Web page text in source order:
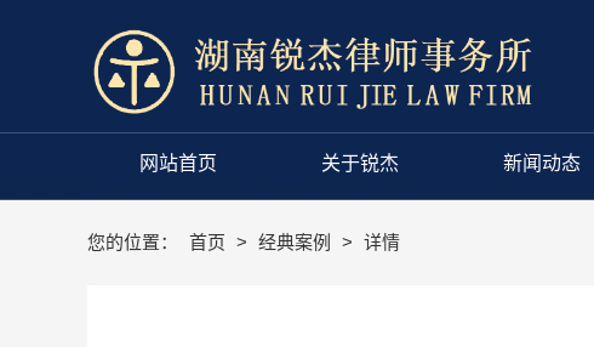
网站首页 关于锐杰 新闻动态
您的位置： 首页 > 经典案例 > 详情